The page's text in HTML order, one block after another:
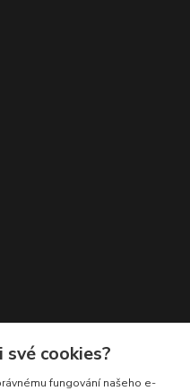
své cookies?
fungování našeho e-